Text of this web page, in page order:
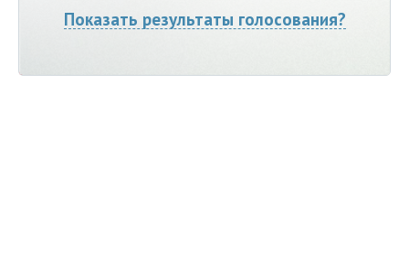
Показать результаты голосования?